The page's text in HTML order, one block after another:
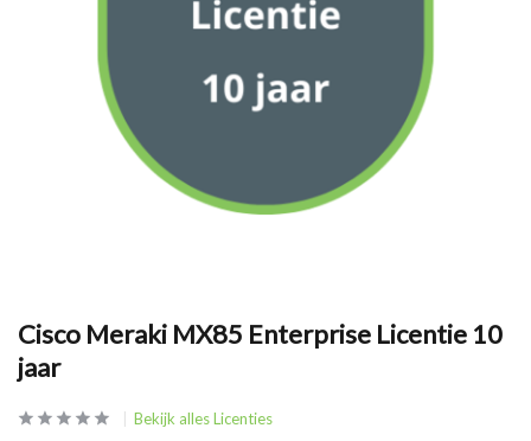
Cisco Meraki MX85 Enterprise Licentie 10
jaar
Bekijk alles Licenties